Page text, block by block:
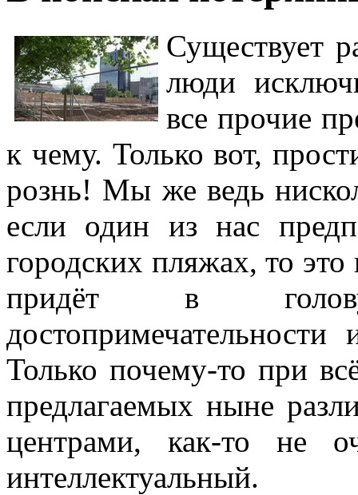
Существует
люди
все прочие
к чему. Только вот,
рознь! Мы же ведь
если один из нас
городских пляжах, то это
придёт в
Только почему-то при
предлагаемых ныне
центрами, как-то не
интеллектуальный.